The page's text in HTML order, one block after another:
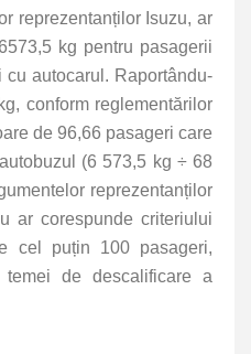
reprezentanților Isuzu, ar
kg pentru pasagerii
cu autocarul. Raportându-
conform reglementărilor
de 96,66 pasageri care
(6 573,5 kg ÷ 68
reprezentanților
ar corespunde criteriului
cel puțin 100 pasageri,
de descalificare a